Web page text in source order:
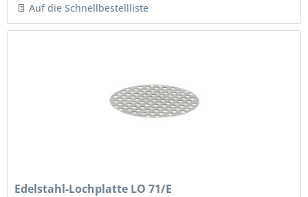
Auf die Schnellbestellliste
Edelstahl-Lochplatte LO 71/E